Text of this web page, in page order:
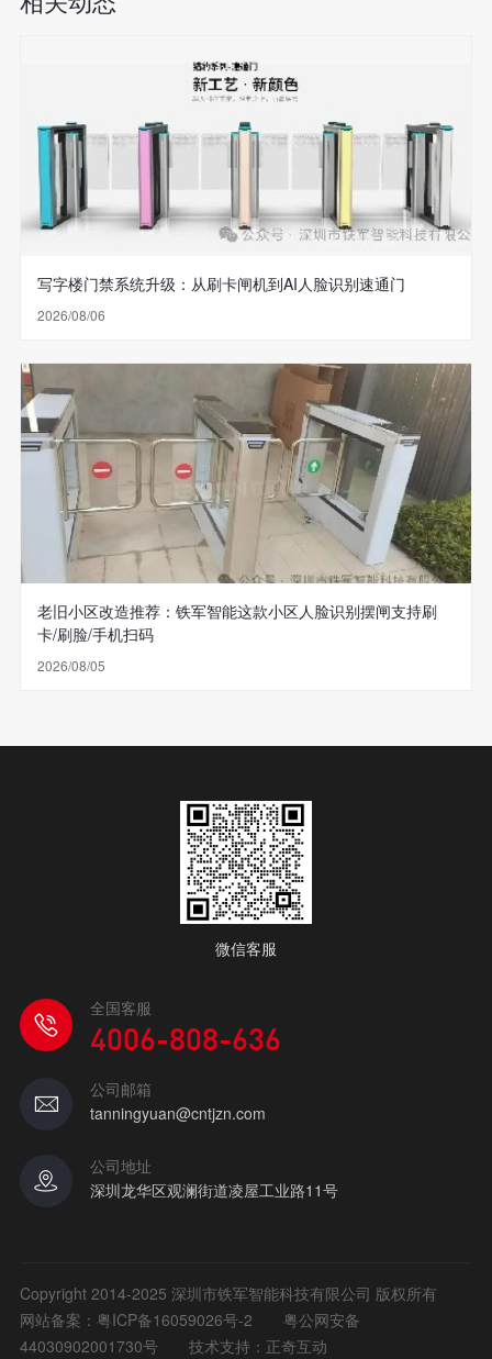
写字楼门禁系统升级：从刷卡闸机到AI人脸识别速通门
2026/08/06
老旧小区改造推荐：铁军智能这款小区人脸识别摆闸支持刷
卡/刷脸/手机扫码
2026/08/05
微信客服
全国客服
4006-808-636
公司邮箱
tanningyuan@cntjzn.com
公司地址
深圳龙华区观澜街道凌屋工业路11号
Copyright 2014-2025 深圳市铁军智能科技有限公司 版权所有
网站备案： 粤ICP备16059026号-2
粤公网安备
44030902001730号
技术支持：正奇互动